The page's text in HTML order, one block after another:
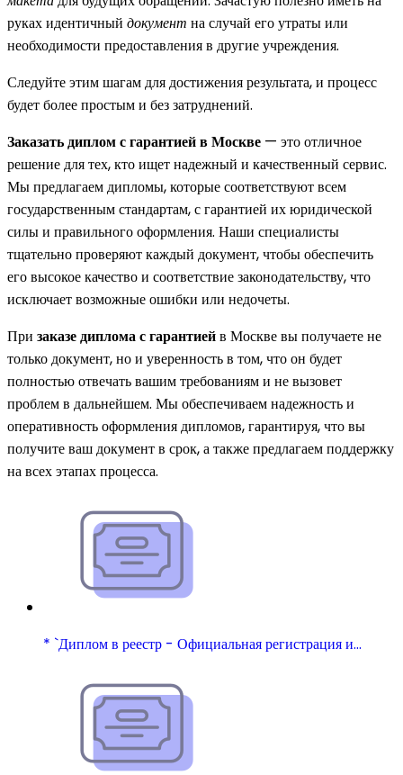
руках идентичный документ на случай его утраты или
необходимости предоставления в другие учреждения.
Следуйте этим шагам для достижения результата, и процесс
будет более простым и без затруднений.
Заказать диплом с гарантией в Москве — это отличное
решение для тех, кто ищет надежный и качественный сервис.
Мы предлагаем дипломы, которые соответствуют всем
государственным стандартам, с гарантией их юридической
силы и правильного оформления. Наши специалисты
тщательно проверяют каждый документ, чтобы обеспечить
его высокое качество и соответствие законодательству, что
исключает возможные ошибки или недочеты.
При заказе диплома с гарантиейв Москве вы получаете не
только документ, но и уверенность в том, что он будет
полностью отвечать вашим требованиям и не вызовет
проблем в дальнейшем. Мы обеспечиваем надежность и
оперативность оформления дипломов, гарантируя, что вы
получите ваш документ в срок, а также предлагаем поддержку
на всех этапах процесса.
* `Диплом в реестр - Официальная регистрация и…